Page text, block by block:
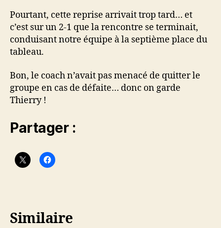
Pourtant, cette reprise arrivait trop tard… et
c’est sur un 2-1 que la rencontre se terminait,
conduisant notre équipe à la septième place du
tableau.
Bon, le coach n’avait pas menacé de quitter le
groupe en cas de défaite… donc on garde
Thierry !
Partager :
Similaire